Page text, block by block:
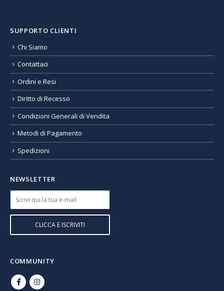
SUPPORTO CLIENTI
Chi Siamo
Contattaci
Ordini e Resi
Diritto di Recesso
Condizioni Generali di Vendita
Metodi di Pagamento
Spedizioni
NEWSLETTER
COMMUNITY